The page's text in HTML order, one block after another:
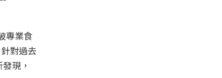
專業食
對過去
現，